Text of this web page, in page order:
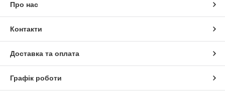
Про нас
Контакти
Доставка та оплата
Графік роботи